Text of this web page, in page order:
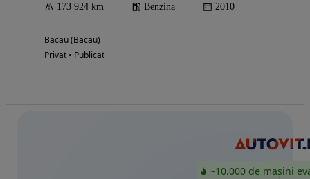
173 924 km Benzina 2010
Bacau (Bacau)
Privat • Publicat
~10.000 de mașini